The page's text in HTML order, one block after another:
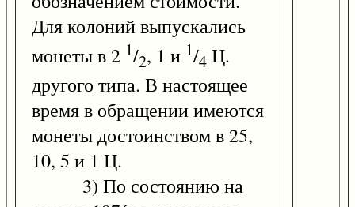
Для колоний выпускались
монеты в 2 1/2, 1 и 1/4 Ц.
другого типа. В настоящее
время в обращении имеются
монеты достоинством в 25,
10, 5 и 1 Ц.
3) По состоянию на